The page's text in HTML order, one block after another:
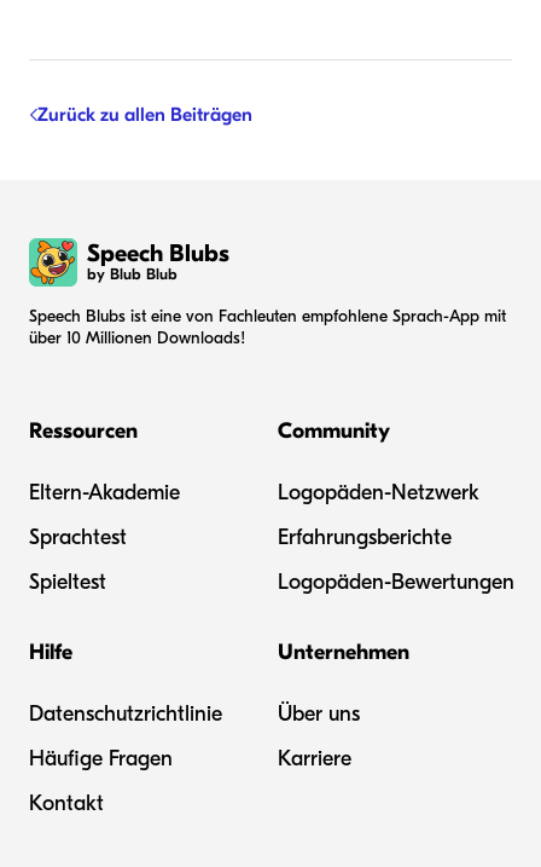
Zurück zu allen Beiträgen
Speech Blubs
by Blub Blub
Speech Blubs ist eine von Fachleuten empfohlene Sprach-App mit
über 10 Millionen Downloads!
Ressourcen
Eltern-Akademie
Sprachtest
Spieltest
Community
Logopäden-Netzwerk
Erfahrungsberichte
Logopäden-Bewertungen
Hilfe
Datenschutzrichtlinie
Häufige Fragen
Kontakt
Unternehmen
Über uns
Karriere